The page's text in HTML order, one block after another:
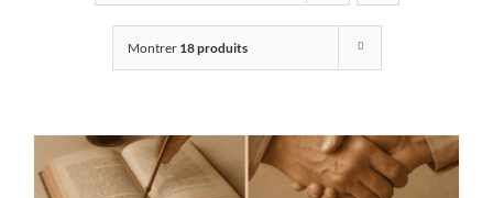
Montrer 18 produits